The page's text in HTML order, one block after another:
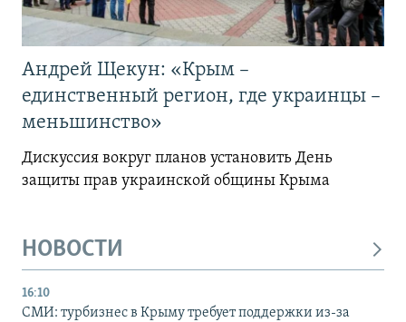
Андрей Щекун: «Крым –
единственный регион, где украинцы –
меньшинство»
Дискуссия вокруг планов установить День
защиты прав украинской общины Крыма
НОВОСТИ
16:10
СМИ: турбизнес в Крыму требует поддержки из-за